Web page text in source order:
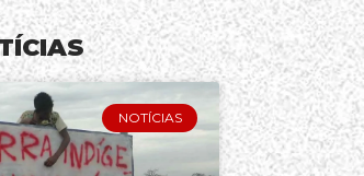
NOTÍCIAS